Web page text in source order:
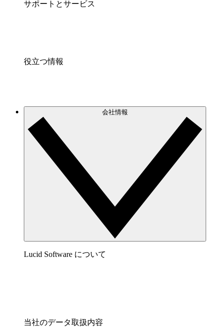
サポートとサービス
役立つ情報
会社情報
Lucid Software について
当社のデータ取扱内容